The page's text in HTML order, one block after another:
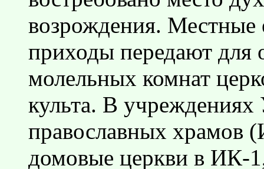
возрождения. Местные
приходы передают для
молельных комнат
культа. В
православных
домовые церкви в ИК-